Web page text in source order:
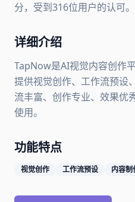
分，受到316位用户的认可。
详细介绍
TapNow是AI视觉内容创作
提供视觉创作、工作流预设
流丰富、创作专业、效果优
使用。
功能特点
视觉创作 工作流预设 内容制